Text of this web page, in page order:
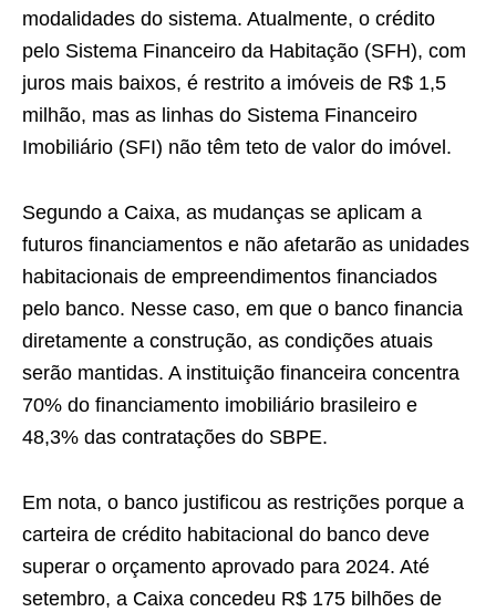
modalidades do sistema. Atualmente, o crédito
pelo Sistema Financeiro da Habitação (SFH), com
juros mais baixos, é restrito a imóveis de R$ 1,5
milhão, mas as linhas do Sistema Financeiro
Imobiliário (SFI) não têm teto de valor do imóvel.
Segundo a Caixa, as mudanças se aplicam a
futuros financiamentos e não afetarão as unidades
habitacionais de empreendimentos financiados
pelo banco. Nesse caso, em que o banco financia
diretamente a construção, as condições atuais
serão mantidas. A instituição financeira concentra
70% do financiamento imobiliário brasileiro e
48,3% das contratações do SBPE.
Em nota, o banco justificou as restrições porque a
carteira de crédito habitacional do banco deve
superar o orçamento aprovado para 2024. Até
setembro, a Caixa concedeu R$ 175 bilhões de